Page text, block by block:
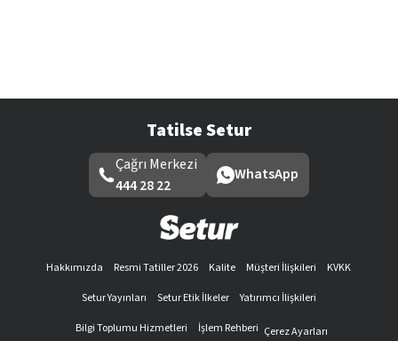
Tatilse Setur
Çağrı Merkezi
444 28 22
WhatsApp
Hakkımızda Resmi Tatiller 2026 Kalite Müşteri İlişkileri
KVKK
Setur Yayınları
Setur Etik İlkeler
Yatırımcı İlişkileri
Bilgi Toplumu Hizmetleri
İşlem Rehberi Çerez Ayarları